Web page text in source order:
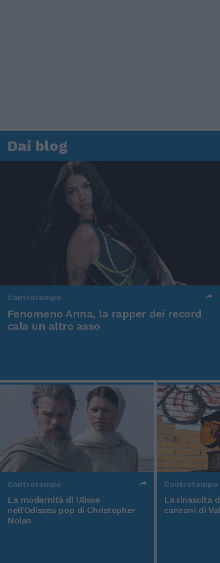
Dai blog
Controtempo
Fenomeno Anna, la rapper dei record
cala un altro asso
Controtempo
La modernità di Ulisse
nell'Odissea pop di Christopher
Nolan
Controtempo
La rinascita
canzoni di